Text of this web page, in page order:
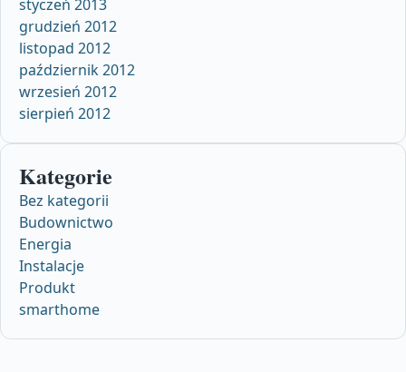
styczeń 2013
grudzień 2012
listopad 2012
październik 2012
wrzesień 2012
sierpień 2012
Kategorie
Bez kategorii
Budownictwo
Energia
Instalacje
Produkt
smarthome